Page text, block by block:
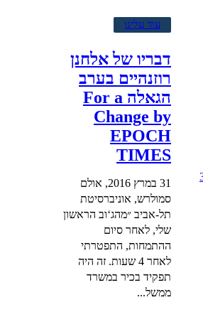
עוד עלינו
דבריו של אלחנן
רוזנהיים בערב
הגאלה For a
Change by
EPOCH
TIMES
31 במרץ 2016, אולם
סמולרש, אוניברסיטת
תל-אביב ״מהג‘וב הראשון
שלי, לאחר סיום
ההתמחות, התפטרתי
לאחר 4 שעות. זה היה
תפקיד בכיר במשרד
ממשל...